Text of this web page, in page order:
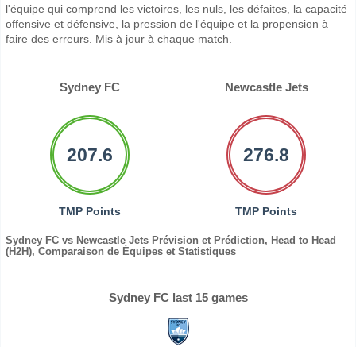
l'équipe qui comprend les victoires, les nuls, les défaites, la capacité
offensive et défensive, la pression de l'équipe et la propension à
faire des erreurs. Mis à jour à chaque match.
Sydney FC Newcastle Jets
207.6
TMP Points
276.8
TMP Points
Sydney FC vs Newcastle Jets Prévision et Prédiction, Head to Head
(H2H), Comparaison de Équipes et Statistiques
Sydney FC last 15 games